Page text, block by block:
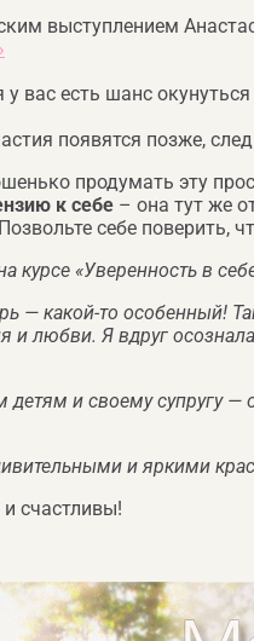
выступлением
вас есть шанс
появятся позже,
продумать эту
к себе – она тут же
себе поверить,
курсе «Уверенность в
— какой-то особенный!
и любви. Я вдруг
и своему супругу
и яркими
счастливы!